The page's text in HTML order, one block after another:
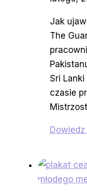
Jak
The
Sri Lanki
czasie